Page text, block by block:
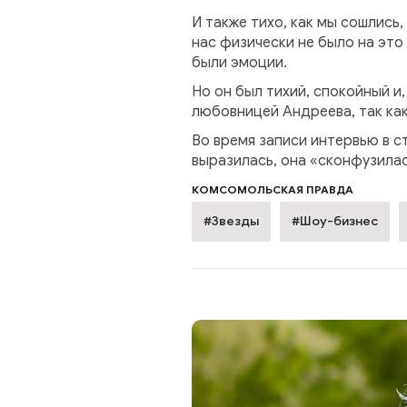
И также тихо, как мы
нас физически не было на
были эмоции.
Но он был тихий, спокойный
любовницей Андреева, так
Во время записи интервью в
выразилась, она
КОМСОМОЛЬСКАЯ ПРАВДА
#Звезды #Шоу-бизнес